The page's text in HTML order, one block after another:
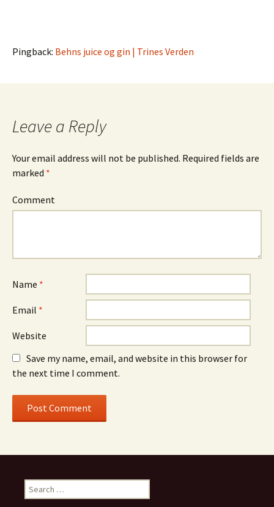
Pingback: Behns juice og gin | Trines Verden
Leave a Reply
Your email address will not be published. Required fields are
marked *
Comment
Name *
Email *
Website
Save my name, email, and website in this browser for
the next time I comment.
e